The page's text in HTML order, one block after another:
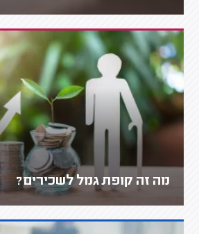
מה זה קופת גמל לשכירים?